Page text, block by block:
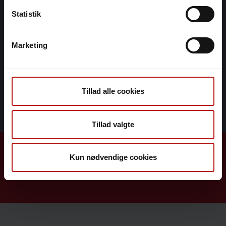
Statistik
Marketing
Tillad alle cookies
Tillad valgte
Kun nødvendige cookies
Epilepsi og flerumættede fedtsyrer
Fisk gør børnene kloge